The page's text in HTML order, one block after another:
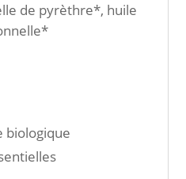
de pyrèthre*, huile
biologique